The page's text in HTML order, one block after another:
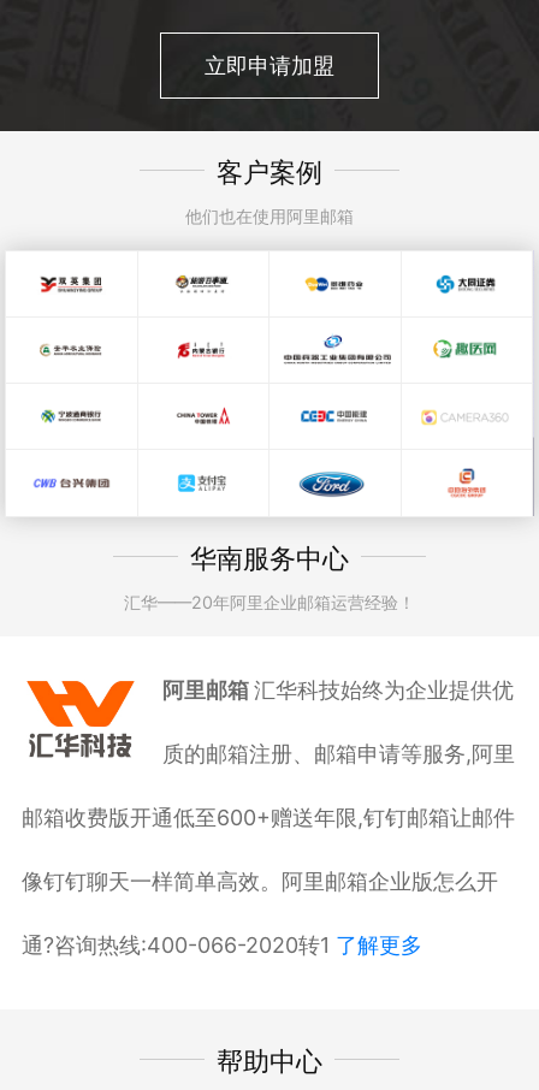
立即申请加盟
客户案例
他们也在使用阿里邮箱
华南服务中心
汇华——20年阿里企业邮箱运营经验！
阿里邮箱汇华科技始终为企业提供优
质的邮箱注册、邮箱申请等服务,阿里
邮箱收费版开通低至600+赠送年限,钉钉邮箱让邮件
像钉钉聊天一样简单高效。阿里邮箱企业版怎么开
通?咨询热线:400-066-2020转1 了解更多
帮助中心